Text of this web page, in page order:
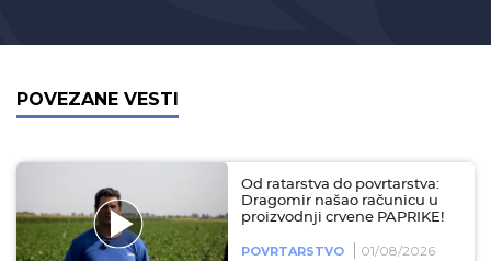
POVEZANE VESTI
Od ratarstva do povrtarstva:
Dragomir našao računicu u
proizvodnji crvene PAPRIKE!
POVRTARSTVO 01/08/2026